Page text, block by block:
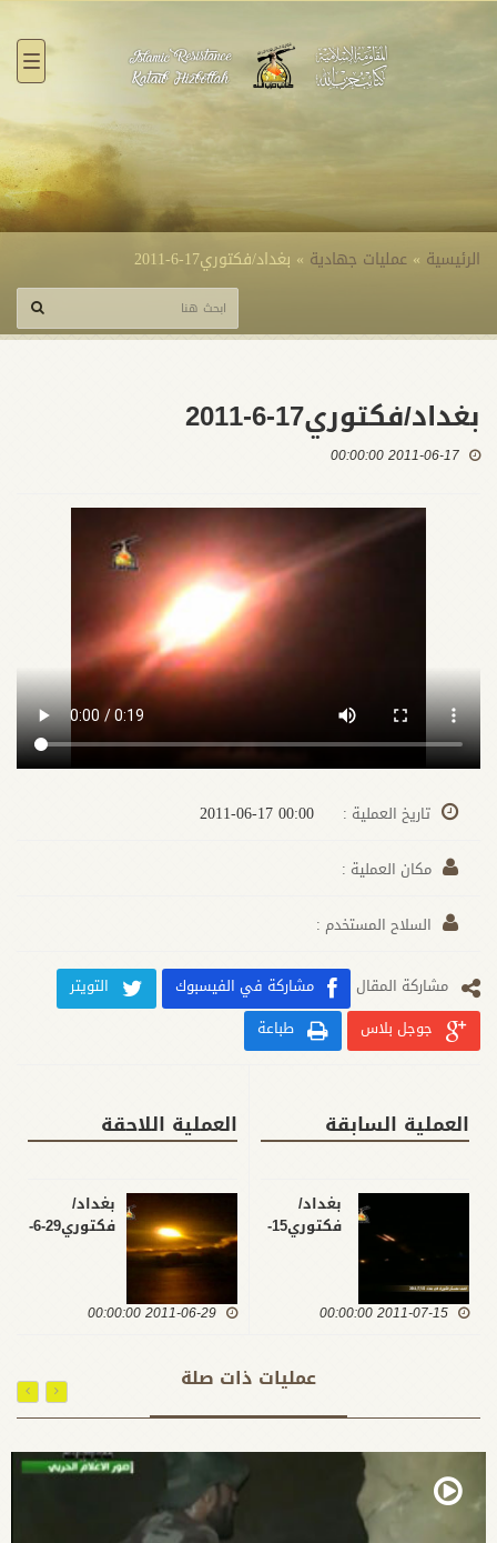
الرئيسية » عمليات جهادية » بغداد/فكتوري17-6-2011
بغداد/فكتوري17-6-2011
2011-06-17 00:00:00
تاريخ العملية :
مكان العملية :
السلاح المستخدم :
مشارکة المقال مشاركة في الفيسبوك
التويتر
جوجل بلاس
طباعة
العملية السابقة
بغداد/
فكتوري15-
2011-07-15 00:00:00
العملية اللاحقة
بغداد/
فكتوري29-6-
2011-06-29 00:00:00
عمليات ذات صلة